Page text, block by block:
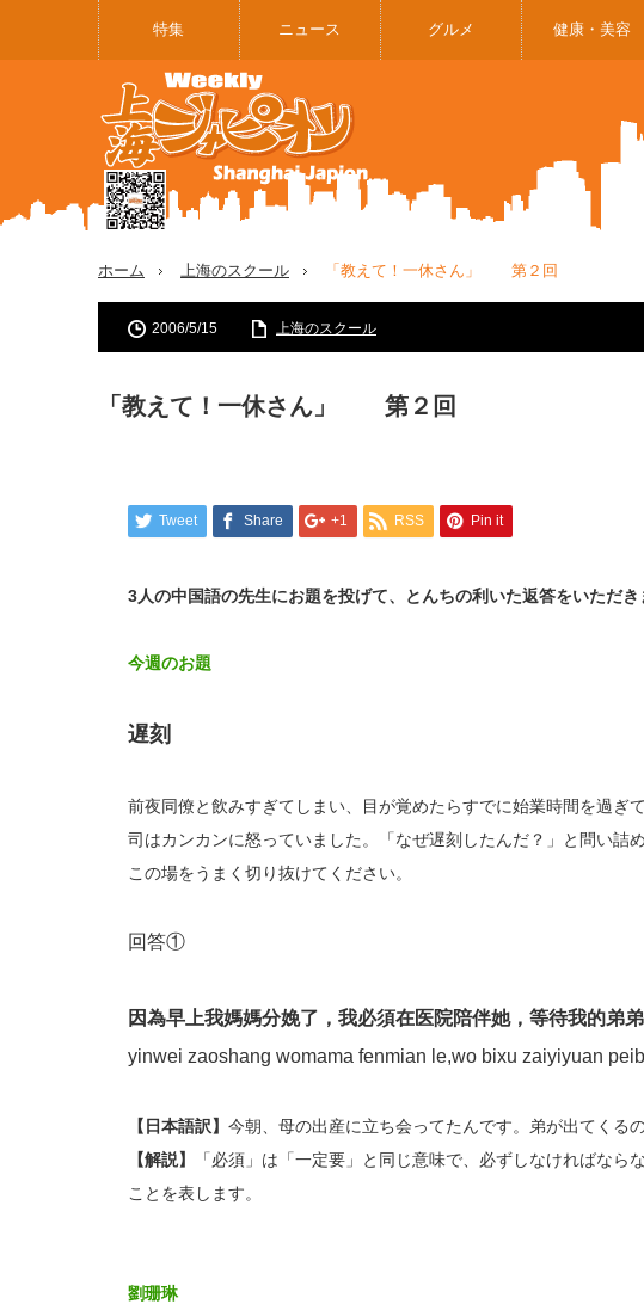
特集 ニュース グルメ 健康・美容
ホーム 上海のスクール 「教えて！一休さん」 第２回
2006/5/15 上海のスクール
「教えて！一休さん」 第２回
Tweet Share +1 RSS Pin it
3人の中国語の先生にお題を投げて、とんちの利いた返答をいただき
今週のお題
遅刻
前夜同僚と飲みすぎてしまい、目が覚めたらすでに始業時間を過ぎ
司はカンカンに怒っていました。「なぜ遅刻したんだ？」と問い詰め
この場をうまく切り抜けてください。
回答①
因為早上我媽媽分娩了，我必須在医院陪伴她，等待我的弟弟
yinwei zaoshang womama fenmian le,wo bixu zaiyiyuan
【日本語訳】 今朝、母の出産に立ち会ってたんです。弟が出てくるの
【解説】
「必須」は「一定要」と同じ意味で、必ずしなければな
ことを表します。
劉珊琳